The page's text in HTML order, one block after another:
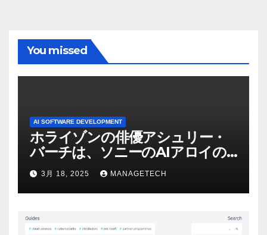
You missed
AI SOFTWARE DEVELOPMENT
ホライゾンの俳優アシュリー・
バーチは、ソニーのAIアロイの
ビデオを見て「ゲームパフォー
マンスという芸術形式に不安を
感じた」と語る – IGN
3月 18, 2025 MANAGETECH